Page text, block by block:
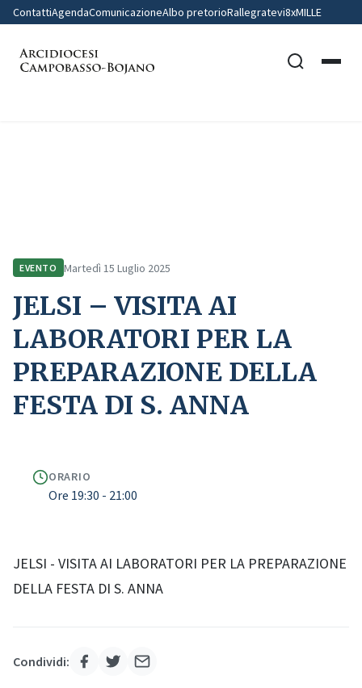
ContattiAgendaComunicazioneAlbo pretorioRallegratevi8xMILLE
EVENTO Martedì 15 Luglio 2025
JELSI – VISITA AI
LABORATORI PER LA
PREPARAZIONE DELLA
FESTA DI S. ANNA
ORARIO
Ore 19:30 - 21:00
JELSI - VISITA AI LABORATORI PER LA PREPARAZIONE
DELLA FESTA DI S. ANNA
Condividi: